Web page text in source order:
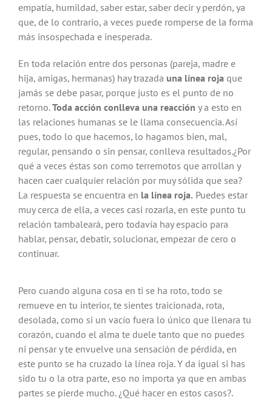
empatía, humildad, saber estar, saber decir y perdón, ya
que, de lo contrario, a veces puede romperse de la forma
más insospechada e inesperada.
En toda relación entre dos personas (pareja, madre e
hija, amigas, hermanas) hay trazada una línea roja que
jamás se debe pasar, porque justo es el punto de no
retorno.Toda acción conlleva una reacción y a esto en
las relaciones humanas se le llama consecuencia. Así
pues, todo lo que hacemos, lo hagamos bien, mal,
regular, pensando o sin pensar, conlleva resultados.¿Por
qué a veces éstas son como terremotos que arrollan y
hacen caer cualquier relación por muy sólida que sea?
La respuesta se encuentra en la línea roja. Puedes estar
muy cerca de ella, a veces casi rozarla, en este punto tu
relación tambaleará, pero todavía hay espacio para
hablar, pensar, debatir, solucionar, empezar de cero o
continuar.
Pero cuando alguna cosa en ti se ha roto, todo se
remueve en tu interior, te sientes traicionada, rota,
desolada, como si un vacío fuera lo único que llenara tu
corazón, cuando el alma te duele tanto que no puedes
ni pensar y te envuelve una sensación de pérdida, en
este punto se ha cruzado la línea roja. Y da igual si has
sido tu o la otra parte, eso no importa ya que en ambas
partes se pierde mucho. ¿Qué hacer en estos casos?.